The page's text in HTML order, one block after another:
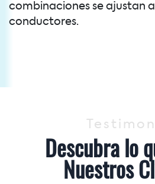
combinaciones se ajustan
conductores.
Descubra lo
Nuestros